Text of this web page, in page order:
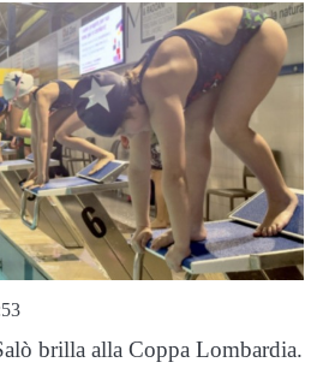
brilla alla Coppa Lombardia.